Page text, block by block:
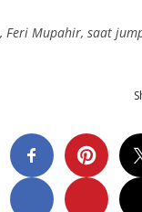
Feri Mupahir, saat